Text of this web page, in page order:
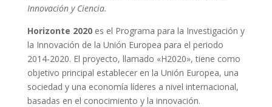
Innovación y Ciencia.
Horizonte 2020es el Programa para la Investigación y
la Innovación de la Unión Europea para el periodo
2014-2020. El proyecto, llamado «H2020», tiene como
objetivo principal establecer en la Unión Europea, una
sociedad y una economía líderes a nivel internacional,
basadas en el conocimiento y la innovación.